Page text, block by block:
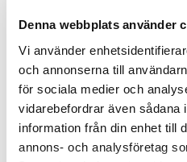
Denna webbplats använder
Vi använder
och annonserna till
för sociala medier och
vidarebefordrar även sådana
information från din enhet till
annons- och analysföretag
Haven Knopp A2. 06
(Mattsvart)
168 kr /st210 kr/st